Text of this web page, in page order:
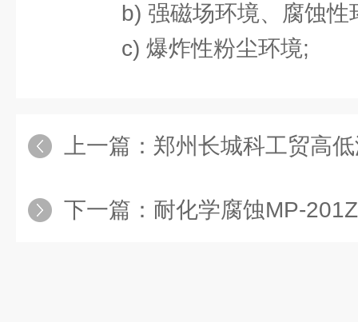
b) 强磁场环境、腐蚀性
c) 爆炸性粉尘环境;
上一篇： 郑州长城科工贸高
下一篇： 耐化学腐蚀MP-201ZA隔